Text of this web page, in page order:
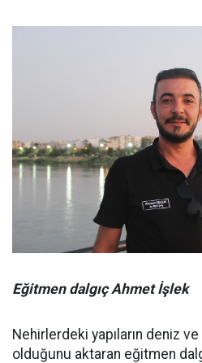
Eğitmen dalgıç Ahmet İşlek
Nehirlerdeki yapıların deniz
olduğunu aktaran eğitmen